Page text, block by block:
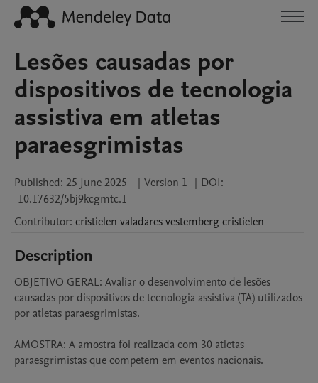
Lesões causadas por
dispositivos de tecnologia
assistiva em atletas
paraesgrimistas
Published: 25 June 2025 | Version 1 | DOI:
10.17632/5bj9kcgmtc.1
Contributor: cristielen valadares vestemberg cristielen
Description
OBJETIVO GERAL: Avaliar o desenvolvimento de lesões
causadas por dispositivos de tecnologia assistiva (TA) utilizados
por atletas paraesgrimistas.
AMOSTRA: A amostra foi realizada com 30 atletas
paraesgrimistas que competem em eventos nacionais.